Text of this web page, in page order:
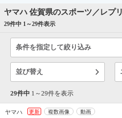
ヤマハ 佐賀県のスポーツ／レプ
29件中 1～29件表示
条件を指定して絞り込み
並び替え
29件中 1～ 29件を表示
ヤマハ 更新 複数画像 動画